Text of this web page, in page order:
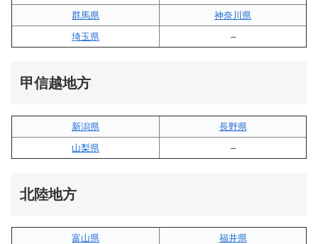
群馬県
神奈川県
埼玉県
–
甲信越地方
新潟県
長野県
山梨県
–
北陸地方
富山県
福井県